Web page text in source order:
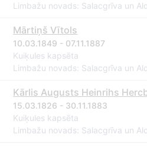
Limbažu novads: Salacgrīva un
Mārtiņš Vītols
10.03.1849 - 07.11.1887
Kuiķules kapsēta
Limbažu novads: Salacgrīva un
Kārlis Augusts Heinrihs
15.03.1826 - 30.11.1883
Kuiķules kapsēta
Limbažu novads: Salacgrīva un